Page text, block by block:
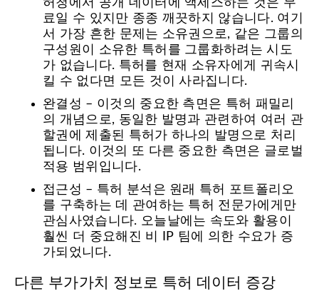
허청에서 공개 데이터에 액세스하는 것은 무
료일 수 있지만 종종 깨끗하지 않습니다. 여기
서 가장 흔한 문제는 소유권으로, 같은 그룹의
구성원이 소유한 특허를 그룹화하려는 시도
가 없습니다. 특허를 현재 소유자에게 귀속시
킬 수 없다면 모든 것이 사라집니다.
완결성 – 이것의 중요한 측면은 특허 패밀리
의 개념으로, 동일한 발명과 관련하여 여러 관
할권에 제출된 특허가 하나의 발명으로 처리
됩니다. 이것의 또 다른 중요한 측면은 글로벌
적용 범위입니다.
접근성 – 특허 분석은 원래 특허 포트폴리오
를 구축하는 데 관여하는 특허 전문가에게만
관심사였습니다. 오늘날에는 속도와 활용이
훨씬 더 중요해진 비 IP 팀에 의한 수요가 증
가되었니다.
다른 부가가치 정보로 특허 데이터 증강